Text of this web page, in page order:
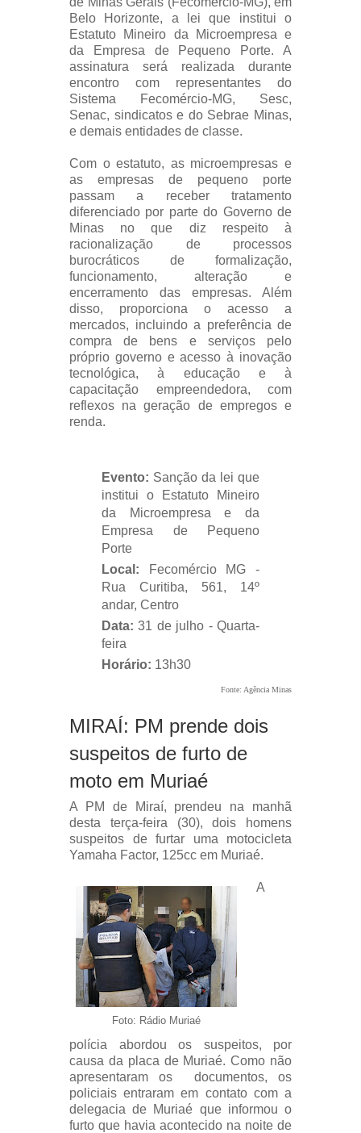
Belo Horizonte, a lei que institui o
Estatuto Mineiro da Microempresa e
da Empresa de Pequeno Porte. A
assinatura será realizada durante
encontro com representantes do
Sistema Fecomércio-MG, Sesc,
Senac, sindicatos e do Sebrae Minas,
e demais entidades de classe.
Com o estatuto, as microempresas e
as empresas de pequeno porte
passam a receber tratamento
diferenciado por parte do Governo de
Minas no que diz respeito à
racionalização de processos
burocráticos de formalização,
funcionamento, alteração e
encerramento das empresas. Além
disso, proporciona o acesso a
mercados, incluindo a preferência de
compra de bens e serviços pelo
próprio governo e acesso à inovação
tecnológica, à educação e à
capacitação empreendedora, com
reflexos na geração de empregos e
renda.
Evento: Sanção da lei que
institui o Estatuto Mineiro
da Microempresa e da
Empresa de Pequeno
Porte
Local:
Fecomércio MG -
Rua Curitiba, 561, 14º
andar, Centro
Data: 31 de julho - Quarta-
feira
Horário: 13h30
Fonte: Agência Minas
MIRAÍ: PM prende dois
suspeitos de furto de
moto em Muriaé
A PM de Miraí, prendeu na manhã
desta terça-feira (30), dois homens
suspeitos de furtar uma motocicleta
Yamaha Factor, 125cc em Muriaé.
Foto: Rádio Muriaé
A
polícia abordou os suspeitos, por
causa da placa de Muriaé. Como não
apresentaram os documentos, os
policiais entraram em contato com a
delegacia de Muriaé que informou o
furto que havia acontecido na noite de